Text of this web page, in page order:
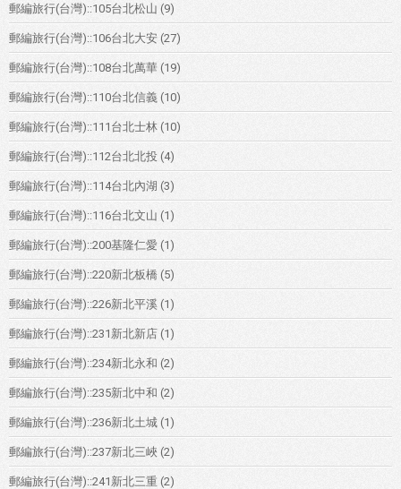
郵編旅行(台灣)::105台北松山 (9)
郵編旅行(台灣)::106台北大安 (27)
郵編旅行(台灣)::108台北萬華 (19)
郵編旅行(台灣)::110台北信義 (10)
郵編旅行(台灣)::111台北士林 (10)
郵編旅行(台灣)::112台北北投 (4)
郵編旅行(台灣)::114台北內湖 (3)
郵編旅行(台灣)::116台北文山 (1)
郵編旅行(台灣)::200基隆仁愛 (1)
郵編旅行(台灣)::220新北板橋 (5)
郵編旅行(台灣)::226新北平溪 (1)
郵編旅行(台灣)::231新北新店 (1)
郵編旅行(台灣)::234新北永和 (2)
郵編旅行(台灣)::235新北中和 (2)
郵編旅行(台灣)::236新北土城 (1)
郵編旅行(台灣)::237新北三峽 (2)
郵編旅行(台灣)::241新北三重 (2)